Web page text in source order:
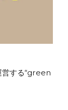
する“green